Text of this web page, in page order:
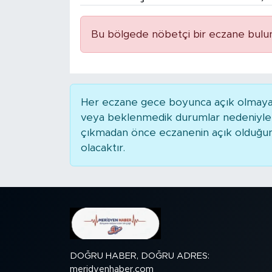
Bu bölgede nöbetçi bir eczane
Her eczane gece boyunca açık
veya beklenmedik durumlar
çıkmadan önce eczanenin açık
olacaktır.
DOĞRU HABER, DOĞRU ADRES:
meridyenhaber.com
BİLİM-TEKNOLOJİ
RÖPÖRTAJ
ANALİZ
NOSTALJİ
POLİTİKA
EKONOMİ